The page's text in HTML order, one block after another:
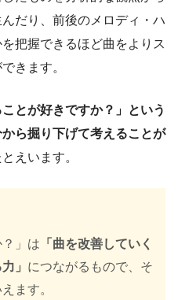
だり、前後のメロディ・ハ
把握できるほど曲をよりス
きます。
ことが好きですか？」という
ら掘り下げて考えることが
えいます。
」は 「曲を改善していく
」 につながるもので、そ
ます。